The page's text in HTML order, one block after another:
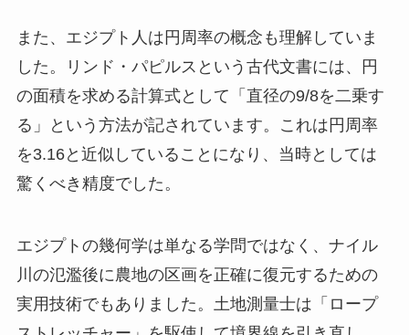
また、エジプト人は円周率の概念も理解していま
した。リンド・パピルスという古代文書には、円
の面積を求める計算式として「直径の9/8を二乗す
る」という方法が記されています。これは円周率
を3.16と近似していることになり、当時としては
驚くべき精度でした。
エジプトの幾何学は単なる学問ではなく、ナイル
川の氾濫後に農地の区画を正確に復元するための
実用技術でもありました。土地測量士は「ロープ